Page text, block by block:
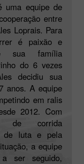
uma equipe de
entre
Loprais. Para
é paixão e
sua família
do 6 vezes
decidiu sua
anos. A equipe
em ralis
2012. Com
de corrida
de luta e pela
a equipe
a ser seguido,